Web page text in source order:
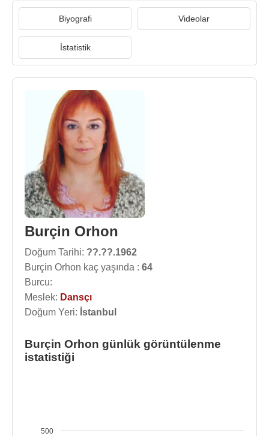
Biyografi Videolar
İstatistik
Burçin Orhon
Doğum Tarihi: ??.??.1962
Burçin Orhon kaç yaşında : 64
Burcu:
Meslek: Dansçı
Doğum Yeri: İstanbul
Burçin Orhon günlük görüntülenme
istatistiği
500